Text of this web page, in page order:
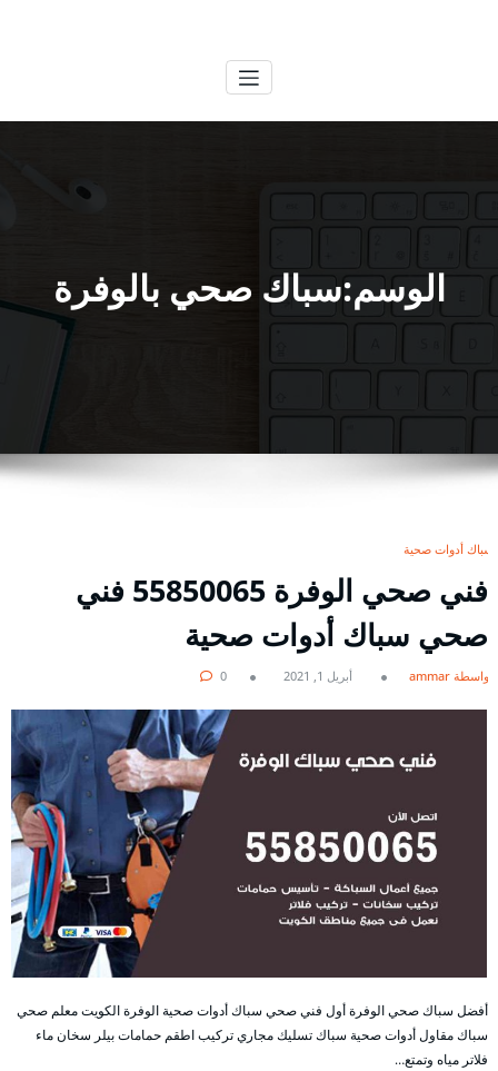
الوسم:سباك صحي بالوفرة
سباك أدوات صحية
فني صحي الوفرة 55850065 فني
صحي سباك أدوات صحية
بواسطة ammar أبريل 1, 2021 0
أفضل سباك صحي الوفرة أول فني صحي سباك أدوات صحية الوفرة الكويت معلم صحي
سباك مقاول أدوات صحية سباك تسليك مجاري تركيب اطقم حمامات بيلر سخان ماء
فلاتر مياه وتمتع…